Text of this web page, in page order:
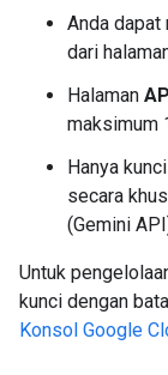
Anda
dari
Halaman
maksimum
Hanya
secara
(Gemini
Untuk
kunci dengan
Konsol Google